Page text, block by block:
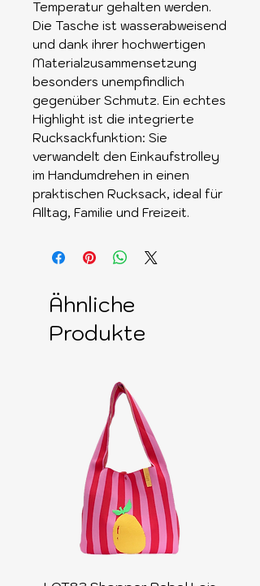
Temperatur gehalten werden.
Die Tasche ist wasserabweisend
und dank ihrer hochwertigen
Materialzusammensetzung
besonders unempfindlich
gegenüber Schmutz. Ein echtes
Highlight ist die integrierte
Rucksackfunktion: Sie
verwandelt den Einkaufstrolley
im Handumdrehen in einen
praktischen Rucksack, ideal für
Alltag, Familie und Freizeit.
Ähnliche
Produkte